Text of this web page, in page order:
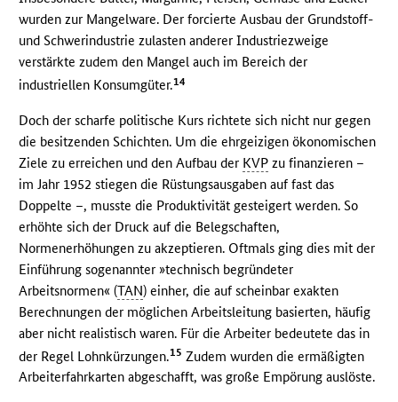
wurden zur Mangelware. Der forcierte Ausbau der Grundstoff-
und Schwerindustrie zulasten anderer Industriezweige
verstärkte zudem den Mangel auch im Bereich der
industriellen Konsumgüter.14
Doch der scharfe politische Kurs richtete sich nicht nur gegen
die besitzenden Schichten. Um die ehrgeizigen ökonomischen
Ziele zu erreichen und den Aufbau der KVP zu finanzieren –
im Jahr 1952 stiegen die Rüstungsausgaben auf fast das
Doppelte –, musste die Produktivität gesteigert werden. So
erhöhte sich der Druck auf die Belegschaften,
Normenerhöhungen zu akzeptieren. Oftmals ging dies mit der
Einführung sogenannter »technisch begründeter
Arbeitsnormen« (TAN) einher, die auf scheinbar exakten
Berechnungen der möglichen Arbeitsleitung basierten, häufig
aber nicht realistisch waren. Für die Arbeiter bedeutete das in
der Regel Lohnkürzungen.15 Zudem wurden die ermäßigten
Arbeiterfahrkarten abgeschafft, was große Empörung auslöste.